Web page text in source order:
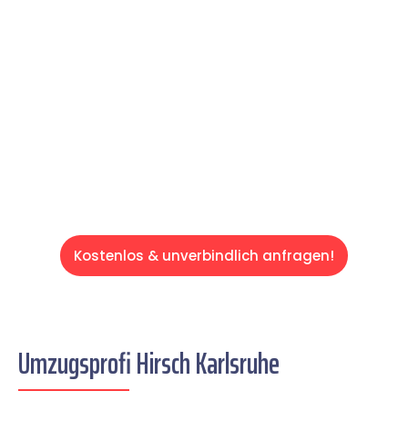
Kostenlos & unverbindlich anfragen!
Umzugsprofi Hirsch Karlsruhe